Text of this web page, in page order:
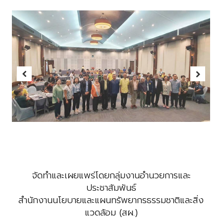
Previous Next
จัดทำและเผยแพร่โดยกลุ่มงานอำนวยการและ
ประชาสัมพันธ์
สำนักงานนโยบายและแผนทรัพยากรธรรมชาติและสิ่ง
แวดล้อม (สผ.)